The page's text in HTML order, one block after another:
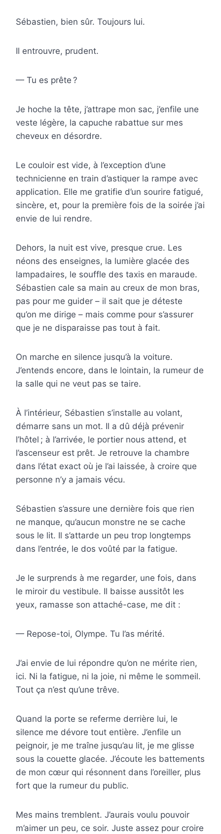
Sébastien, bien sûr. Toujours lui.
Il entrouvre, prudent.
— Tu es prête ?
Je hoche la tête, j’attrape mon sac, j’enfile une
veste légère, la capuche rabattue sur mes
cheveux en désordre.
Le couloir est vide, à l’exception d’une
technicienne en train d’astiquer la rampe avec
application. Elle me gratifie d’un sourire fatigué,
sincère, et, pour la première fois de la soirée j’ai
envie de lui rendre.
Dehors, la nuit est vive, presque crue. Les
néons des enseignes, la lumière glacée des
lampadaires, le souffle des taxis en maraude.
Sébastien cale sa main au creux de mon bras,
pas pour me guider – il sait que je déteste
qu’on me dirige – mais comme pour s’assurer
que je ne disparaisse pas tout à fait.
On marche en silence jusqu’à la voiture.
J’entends encore, dans le lointain, la rumeur de
la salle qui ne veut pas se taire.
À l’intérieur, Sébastien s’installe au volant,
démarre sans un mot. Il a dû déjà prévenir
l’hôtel ; à l’arrivée, le portier nous attend, et
l’ascenseur est prêt. Je retrouve la chambre
dans l’état exact où je l’ai laissée, à croire que
personne n’y a jamais vécu.
Sébastien s’assure une dernière fois que rien
ne manque, qu’aucun monstre ne se cache
sous le lit. Il s’attarde un peu trop longtemps
dans l’entrée, le dos voûté par la fatigue.
Je le surprends à me regarder, une fois, dans
le miroir du vestibule. Il baisse aussitôt les
yeux, ramasse son attaché-case, me dit :
— Repose-toi, Olympe. Tu l’as mérité.
J’ai envie de lui répondre qu’on ne mérite rien,
ici. Ni la fatigue, ni la joie, ni même le sommeil.
Tout ça n’est qu’une trêve.
Quand la porte se referme derrière lui, le
silence me dévore tout entière. J’enfile un
peignoir, je me traîne jusqu’au lit, je me glisse
sous la couette glacée. J’écoute les battements
de mon cœur qui résonnent dans l’oreiller, plus
fort que la rumeur du public.
Mes mains tremblent. J’aurais voulu pouvoir
m’aimer un peu, ce soir. Juste assez pour croire